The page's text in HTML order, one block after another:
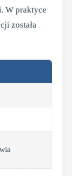
W praktyce
została